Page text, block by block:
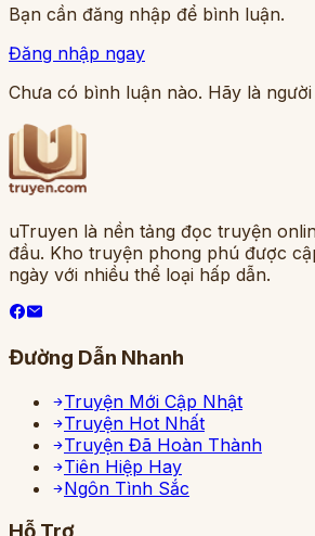
Bạn cần đăng nhập để bình luận.
Đăng nhập ngay
Chưa có bình luận nào. Hãy là
uTruyen là nền tảng đọc truyện
đầu. Kho truyện phong phú được
ngày với nhiều thể loại hấp dẫn.
Đường Dẫn Nhanh
Truyện Mới Cập Nhật
Truyện Hot Nhất
Truyện Đã Hoàn Thành
Tiên Hiệp Hay
Ngôn Tình Sắc